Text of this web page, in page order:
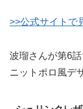
>>公式サイトで
波瑠さんが第6
ニットポロ風デ